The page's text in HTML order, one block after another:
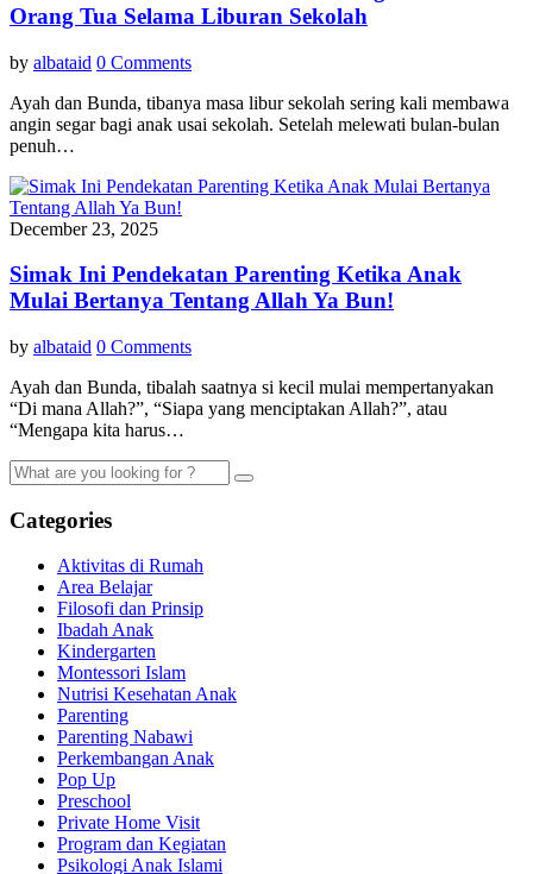
Orang Tua Selama Liburan Sekolah
by albataid 0 Comments
Ayah dan Bunda, tibanya masa libur sekolah sering kali membawa
angin segar bagi anak usai sekolah. Setelah melewati bulan-bulan
penuh…
December 23, 2025
Simak Ini Pendekatan Parenting Ketika Anak
Mulai Bertanya Tentang Allah Ya Bun!
by albataid 0 Comments
Ayah dan Bunda, tibalah saatnya si kecil mulai mempertanyakan
“Di mana Allah?”, “Siapa yang menciptakan Allah?”, atau
“Mengapa kita harus…
Categories
Aktivitas di Rumah
Area Belajar
Filosofi dan Prinsip
Ibadah Anak
Kindergarten
Montessori Islam
Nutrisi Kesehatan Anak
Parenting
Parenting Nabawi
Perkembangan Anak
Pop Up
Preschool
Private Home Visit
Program dan Kegiatan
Psikologi Anak Islami